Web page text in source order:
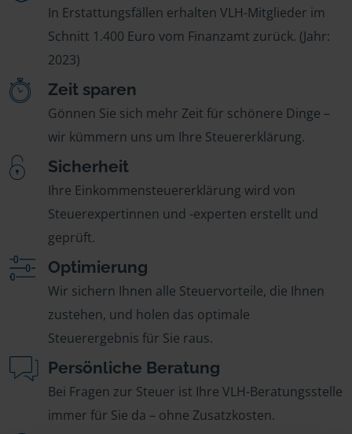
In Erstattungsfällen erhalten VLH-Mitglieder im
Schnitt 1.400 Euro vom Finanzamt zurück. (Jahr:
2023)
Zeit sparen
Gönnen Sie sich mehr Zeit für schönere Dinge –
wir kümmern uns um Ihre Steuererklärung.
Sicherheit
Ihre Einkommensteuererklärung wird von
Steuerexpertinnen und -experten erstellt und
geprüft.
Optimierung
Wir sichern Ihnen alle Steuervorteile, die Ihnen
zustehen, und holen das optimale
Steuerergebnis für Sie raus.
Persönliche Beratung
Bei Fragen zur Steuer ist Ihre VLH-Beratungsstelle
immer für Sie da – ohne Zusatzkosten.